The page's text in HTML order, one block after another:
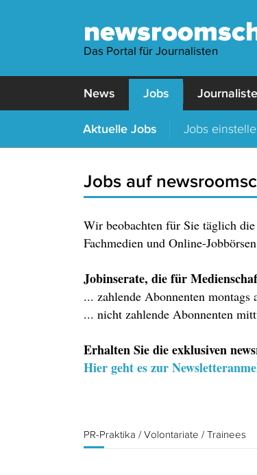
Das Portal für Journalisten
News Jobs
Aktuelle Jobs Jobs
Jobs auf
Wir beobachten für Sie täglich
Fachmedien und Online-
Jobinserate, die für
... zahlende Abonnenten montags
... nicht zahlende Abonnenten
Erhalten Sie die exklusiven
Hier geht es zur
PR-Praktika / Volontariate / Trainees